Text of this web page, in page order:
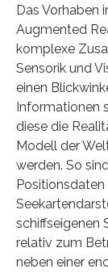
Das Vorhaben
Augmented
komplexe
Sensorik und
einen
Informationen
diese die
Modell der
werden. So
schiffseigenen
relativ zum
neben einer